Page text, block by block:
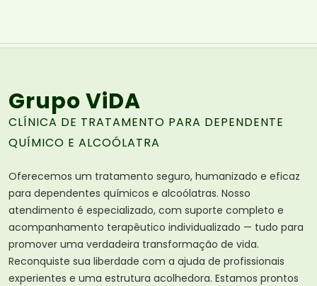
Grupo ViDA
CLÍNICA DE TRATAMENTO PARA DEPENDENTE
QUÍMICO E ALCOÓLATRA
Oferecemos um tratamento seguro, humanizado e eficaz
para dependentes químicos e alcoólatras. Nosso
atendimento é especializado, com suporte completo e
acompanhamento terapêutico individualizado — tudo para
promover uma verdadeira transformação de vida.
Reconquiste sua liberdade com a ajuda de profissionais
experientes e uma estrutura acolhedora. Estamos prontos